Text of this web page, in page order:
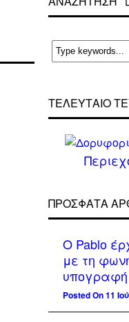
ΤΕΛΕΥΤΑΙΟ
ΠΡΌΣΦΑΤΑ
Ο Pablo
με τη
υπογραφή
Posted On 11